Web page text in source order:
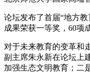
论坛发布了首届“地方
成果荣获一等奖，60项
对于未来教育的变革和
副主席朱永新在论坛上
加强生态文明教育；二